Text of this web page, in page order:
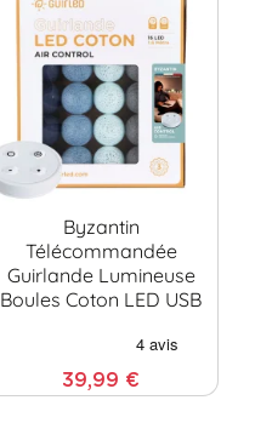
Byzantin
Télécommandée
Guirlande Lumineuse
Boules Coton LED USB
39,99 €